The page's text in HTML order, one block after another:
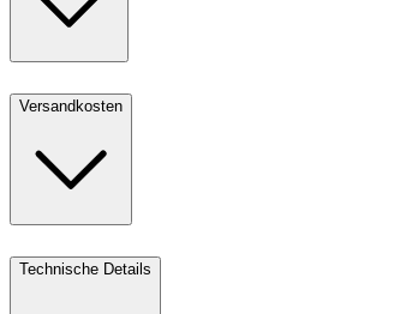
Versandkosten
Technische Details